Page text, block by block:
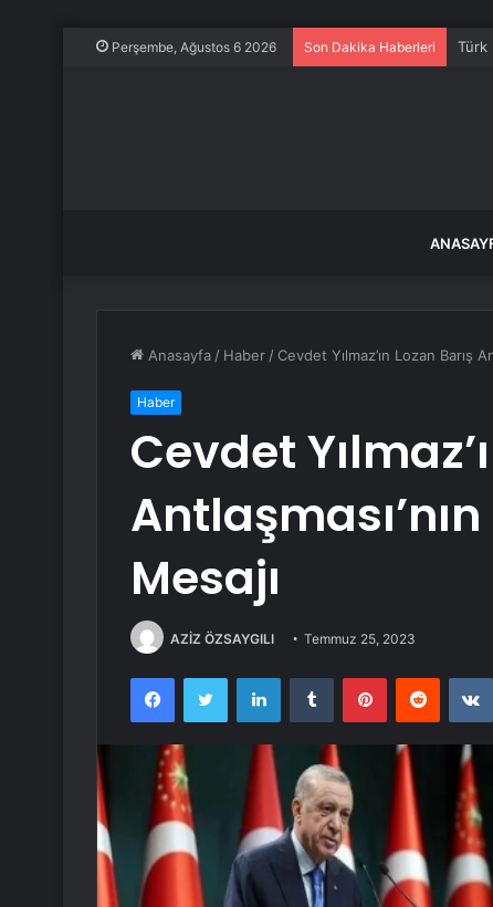
Perşembe, Ağustos 6 2026 Son Dakika Haberleri Türk
Anasayfa / Haber / Cevdet Yılmaz’ın Lozan Barış
Haber
Cevdet
Mesajı
AZİZ ÖZSAYGILI Temmuz 25, 2023
FacebookTwitter LinkedInTumblr PinterestReddit